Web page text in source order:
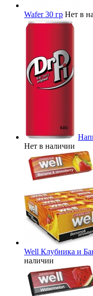
Wafer 30 гр Нет в
Нет в наличии
Well Клубника и
наличии